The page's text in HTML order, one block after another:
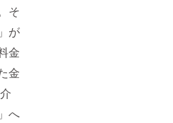
そ
が
金
金
へ